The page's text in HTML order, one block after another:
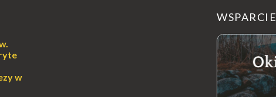
w
WSPARCIE